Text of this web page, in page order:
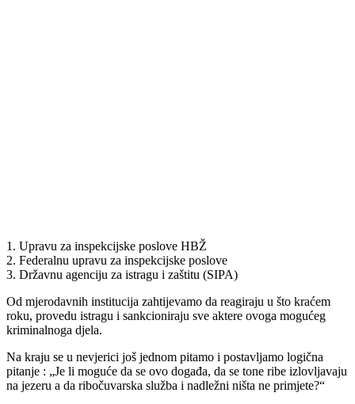
1. Upravu za inspekcijske poslove HBŽ
2. Federalnu upravu za inspekcijske poslove
3. Državnu agenciju za istragu i zaštitu (SIPA)
Od mjerodavnih institucija zahtijevamo da reagiraju u što kraćem
roku, provedu istragu i sankcioniraju sve aktere ovoga mogućeg
kriminalnoga djela.
Na kraju se u nevjerici još jednom pitamo i postavljamo logična
pitanje : „Je li moguće da se ovo događa, da se tone ribe izlovljavaju
na jezeru a da ribočuvarska služba i nadležni ništa ne primjete?“